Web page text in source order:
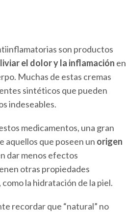
son productos
el dolor y la inflamación en
Muchas de estas cremas
sintéticos que pueden
indeseables.
medicamentos, una gran
aquellos que poseen un origen
dar menos efectos
otras propiedades
la hidratación de la piel.
recordar que “natural” no